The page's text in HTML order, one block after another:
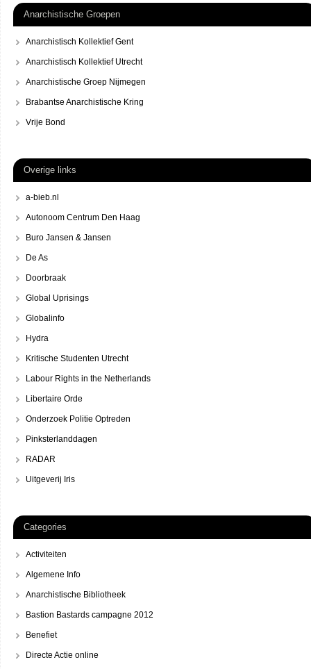
Anarchistische Groepen
Anarchistisch Kollektief Gent
Anarchistisch Kollektief Utrecht
Anarchistische Groep Nijmegen
Brabantse Anarchistische Kring
Vrije Bond
Overige links
a-bieb.nl
Autonoom Centrum Den Haag
Buro Jansen & Jansen
De As
Doorbraak
Global Uprisings
Globalinfo
Hydra
Kritische Studenten Utrecht
Labour Rights in the Netherlands
Libertaire Orde
Onderzoek Politie Optreden
Pinksterlanddagen
RADAR
Uitgeverij Iris
Categories
Activiteiten
Algemene Info
Anarchistische Bibliotheek
Bastion Bastards campagne 2012
Benefiet
Directe Actie online